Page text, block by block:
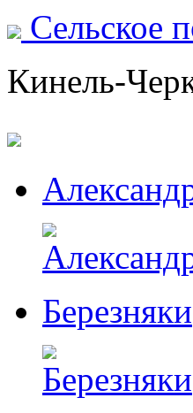
Сельское
Кинель-
Березняки